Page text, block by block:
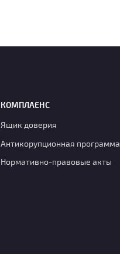
КОМПЛАЕНС
Ящик доверия
Антикорупционная программа
Нормативно-правовые акты